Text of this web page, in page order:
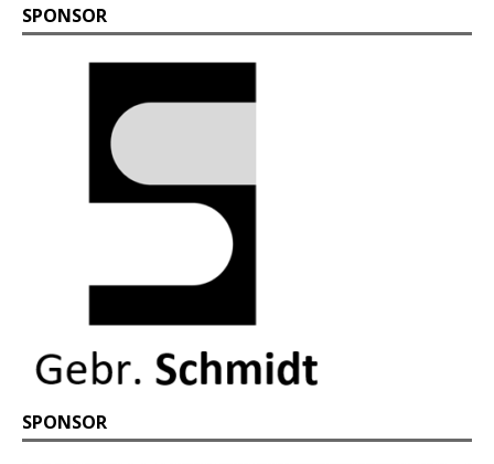
SPONSOR
SPONSOR